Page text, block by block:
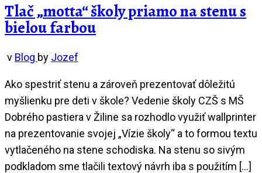
Tlač „motta“ školy priamo na stenu s
bielou farbou
v Blog by Jozef
Ako spestriť stenu a zároveň prezentovať dôležitú
myšlienku pre deti v škole? Vedenie školy CZŠ s MŠ
Dobrého pastiera v Žiline sa rozhodlo využiť wallprinter
na prezentovanie svojej „Vízie školy“ a to formou textu
vytlačeného na stene schodiska. Na stenu so sivým
podkladom sme tlačili textový návrh iba s použitím […]